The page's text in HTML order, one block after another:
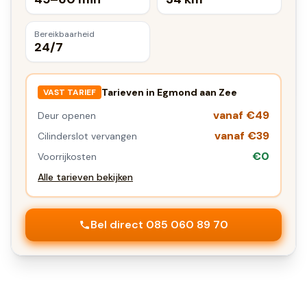
Bereikbaarheid
24/7
VAST TARIEF Tarieven in Egmond aan Zee
Deur openen
vanaf €49
Cilinderslot vervangen vanaf €39
Voorrijkosten €0
Alle tarieven bekijken
Bel direct 085 060 89 70